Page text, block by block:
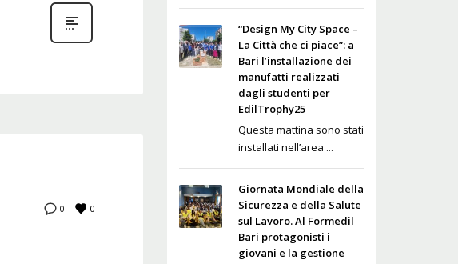
0 0
“Design My City Space –
La Città che ci piace”: a
Bari l’installazione dei
manufatti realizzati
dagli studenti per
EdilTrophy25
Questa mattina sono stati
installati nell’area ...
Giornata Mondiale della
Sicurezza e della Salute
sul Lavoro. Al Formedil
Bari protagonisti i
giovani e la gestione